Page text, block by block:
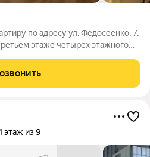
по адресу ул. Федосеенко, 7.
этаже четырех этажного
комната 17 кв.м, кухня 6 кв.м.
этаж из 9